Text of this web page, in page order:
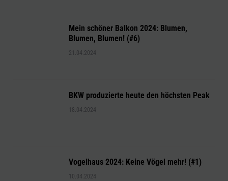
Mein schöner Balkon 2024: Blumen,
Blumen, Blumen! (#6)
21.04.2024
BKW produzierte heute den höchsten Peak
18.04.2024
Vogelhaus 2024: Keine Vögel mehr! (#1)
10.04.2024